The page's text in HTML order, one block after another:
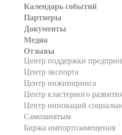
Календарь событий
Партнеры
Документы
Медиа
Отзывы
Центр поддержки
Центр экспорта
Центр инжиниринга
Центр кластерного
Центр инноваций
Cамозанятым
Биржа импортозамещения